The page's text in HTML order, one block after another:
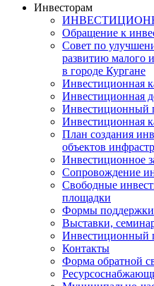
Инвесторам
Обращение к
Совет по
развитию малого
в городе Кургане
Инвестиционная
Инвестиционная
Инвестиционный
Инвестиционная
План создания
объектов
Инвестиционное
Сопровождение
Свободные
площадки
Формы поддержки
Выставки,
Инвестиционный
Контакты
Форма обратной